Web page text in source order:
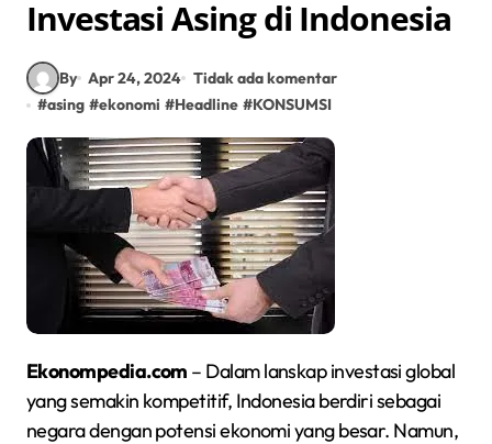
Investasi Asing di Indonesia
By Apr 24, 2024 Tidak ada komentar
#asing #ekonomi #Headline #KONSUMSI
Ekonompedia.com – Dalam lanskap investasi global
yang semakin kompetitif, Indonesia berdiri sebagai
negara dengan potensi ekonomi yang besar. Namun,